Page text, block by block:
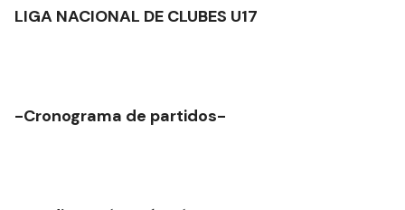
LIGA NACIONAL DE CLUBES U17
-Cronograma de partidos-